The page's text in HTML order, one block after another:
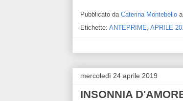
Pubblicato da Caterina Montebello
Etichette: ANTEPRIME APRILE
mercoledì 24 aprile 2019
INSONNIA